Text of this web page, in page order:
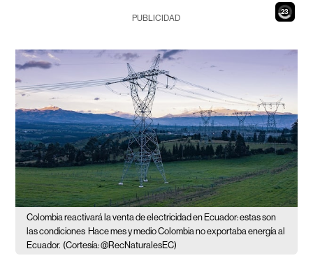
21
PUBLICIDAD
Colombia reactivará la venta de electricidad en Ecuador: estas son
las condiciones Hace mes y medio Colombia no exportaba energía al
Ecuador. (Cortesía: @RecNaturalesEC)